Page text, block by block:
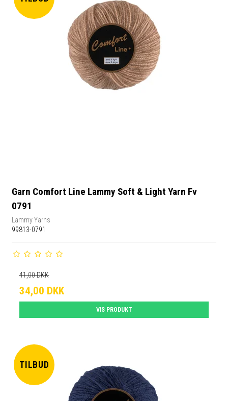
Garn Comfort Line Lammy Soft & Light Yarn Fv
0791
Lammy Yarns
99813-0791
41,00 DKK
34,00 DKK
VIS PRODUKT
TILBUD